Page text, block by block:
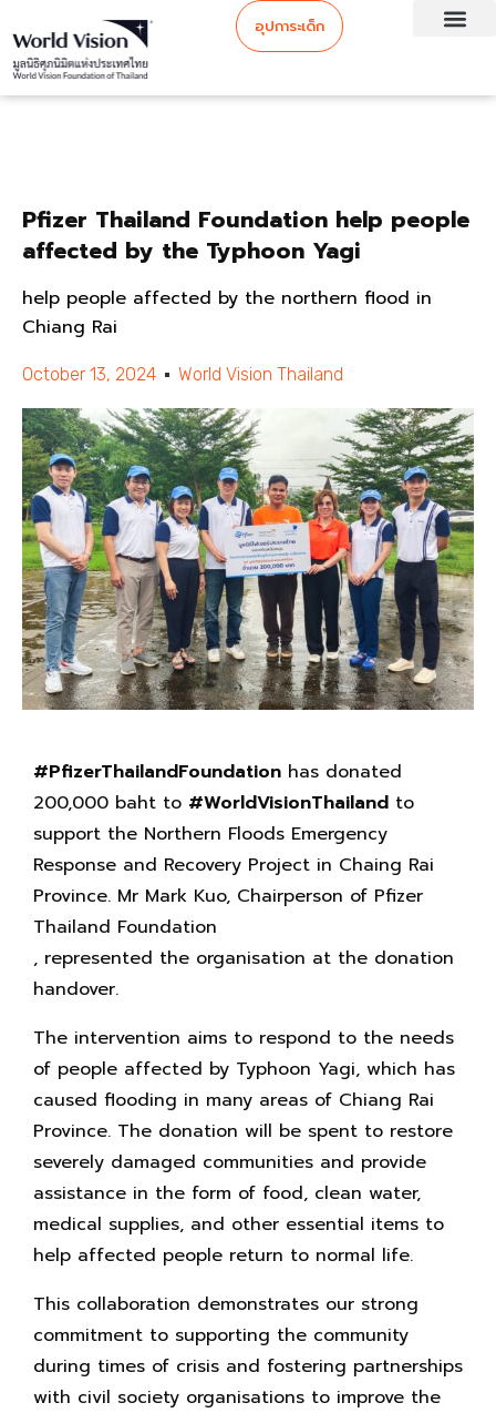
อุปการะเด็ก
Pfizer Thailand Foundation help people
affected by the Typhoon Yagi
help people affected by the northern flood in
Chiang Rai
October 13, 2024 World Vision Thailand
#PfizerThailandFoundation has donated
200,000 baht to #WorldVisionThailand to
support the Northern Floods Emergency
Response and Recovery Project in Chaing Rai
Province. Mr Mark Kuo, Chairperson of Pfizer
Thailand Foundation
, represented the organisation at the donation
handover.
The intervention aims to respond to the needs
of people affected by Typhoon Yagi, which has
caused flooding in many areas of Chiang Rai
Province. The donation will be spent to restore
severely damaged communities and provide
assistance in the form of food, clean water,
medical supplies, and other essential items to
help affected people return to normal life.
This collaboration demonstrates our strong
commitment to supporting the community
during times of crisis and fostering partnerships
with civil society organisations to improve the